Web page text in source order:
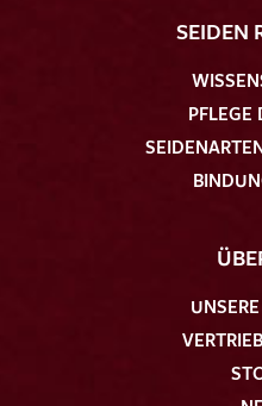
SEIDEN
PFLEGE